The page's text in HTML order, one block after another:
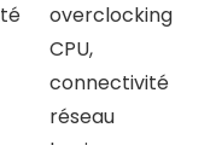
overclocking
CPU,
connectivité
réseau